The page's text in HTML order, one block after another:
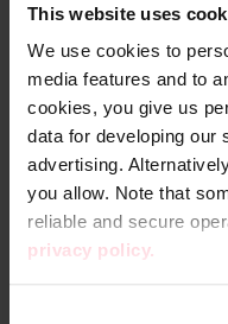
This website uses
We use cookies to
media features and to
cookies, you give us
data for developing our
advertising.
you allow. Note that
reliable and secure
privacy policy.
Jaakon matkaa
Duunitorin sekä
sosiaalisessa
kerromme myös
työskentelystä
Tervetuloa